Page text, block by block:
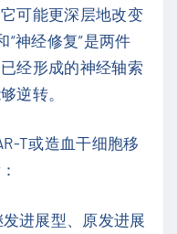
可能更深层地改变
“神经修复”是两件
经形成的神经轴索
逆转。
T或造血干细胞移
进展型、原发进展